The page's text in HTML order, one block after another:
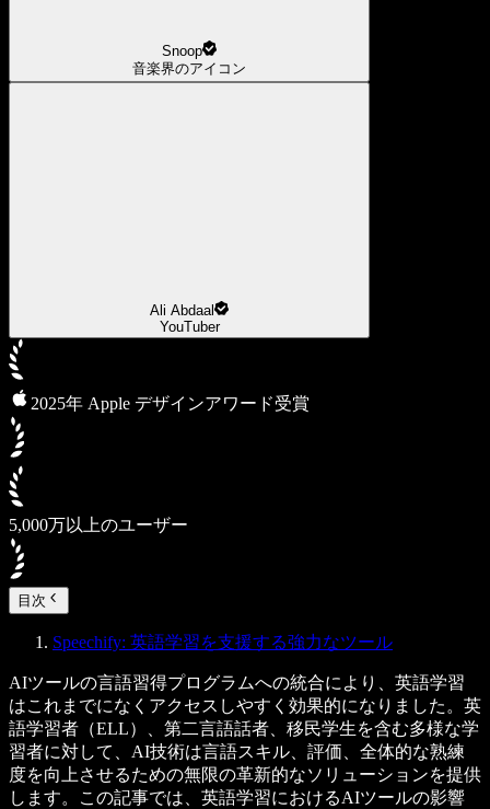
Snoop
音楽界のアイコン
Ali Abdaal
YouTuber
2025年 Apple デザインアワード受賞
5,000万以上のユーザー
目次
Speechify: 英語学習を支援する強力なツール
AIツールの言語習得プログラムへの統合により、英語学習
はこれまでになくアクセスしやすく効果的になりました。英
語学習者（ELL）、第二言語話者、移民学生を含む多様な学
習者に対して、AI技術は言語スキル、評価、全体的な熟練
度を向上させるための無限の革新的なソリューションを提供
します。この記事では、英語学習におけるAIツールの影響